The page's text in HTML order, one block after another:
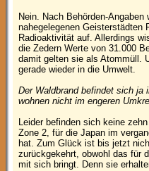
Nein. Nach Behörden-
nahegelegenen Geisterstädten
Radioaktivität auf. Allerdings
die Zedern Werte von 31.000
damit gelten sie als Atommüll.
gerade wieder in die Umwelt.
Der Waldbrand befindet sich ja
wohnen nicht im engeren
Leider befinden sich keine
Zone 2, für die Japan im
hat. Zum Glück ist bis jetzt
zurückgekehrt, obwohl das für
mit sich bringt. Denn sie